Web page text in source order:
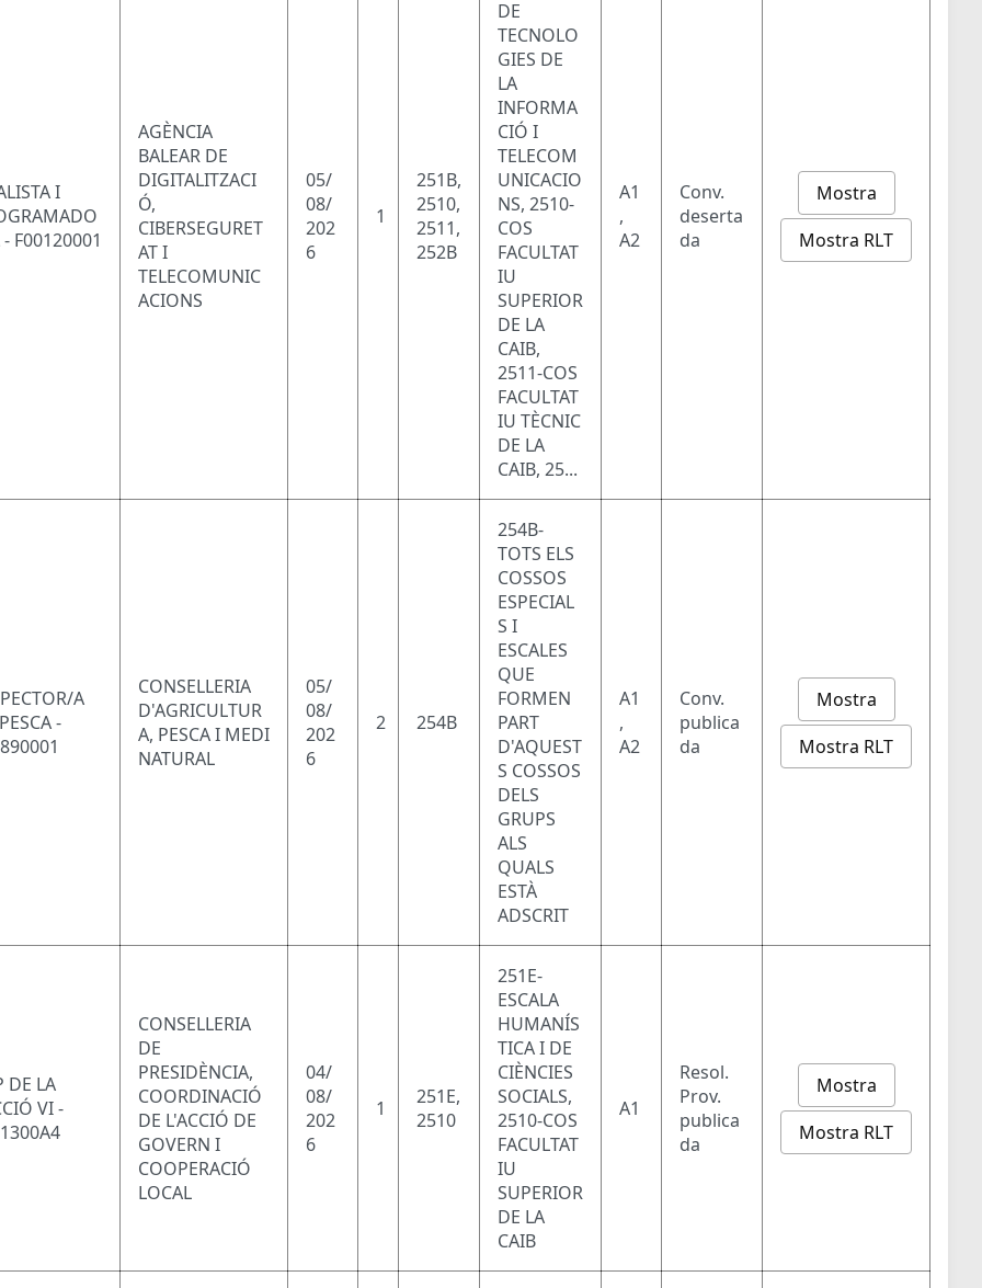
I
- F00120001
AGÈNCIA
BALEAR DE
DIGITALITZACI
Ó,
CIBERSEGURET
AT I
TELECOMUNIC
ACIONS
05/
08/
202
6
1
251B,
2510,
2511,
252B
DE
TECNOLO
GIES DE
LA
INFORMA
CIÓ I
TELECOM
UNICACIO
NS, 2510-
COS
FACULTAT
IU
SUPERIOR
DE LA
CAIB,
2511-COS
FACULTAT
IU TÈCNIC
DE LA
CAIB, 25...
A1
,
A2
Conv.
deserta
da
Mostra
Mostra RLT
A
-
CONSELLERIA
D'AGRICULTUR
A, PESCA I MEDI
NATURAL
05/
08/
202
6
2 254B
254B-
TOTS ELS
COSSOS
ESPECIAL
S I
ESCALES
QUE
FORMEN
PART
D'AQUEST
S COSSOS
DELS
GRUPS
ALS
QUALS
ESTÀ
ADSCRIT
A1
,
A2
Conv.
publica
da
Mostra
Mostra RLT
DE LA
VI -
CONSELLERIA
DE
PRESIDÈNCIA,
COORDINACIÓ
DE L'ACCIÓ DE
GOVERN I
COOPERACIÓ
LOCAL
04/
08/
202
6
1
251E,
2510
251E-
ESCALA
HUMANÍS
TICA I DE
CIÈNCIES
SOCIALS,
2510-COS
FACULTAT
IU
SUPERIOR
DE LA
CAIB
A1
Resol.
Prov.
publica
da
Mostra
Mostra RLT